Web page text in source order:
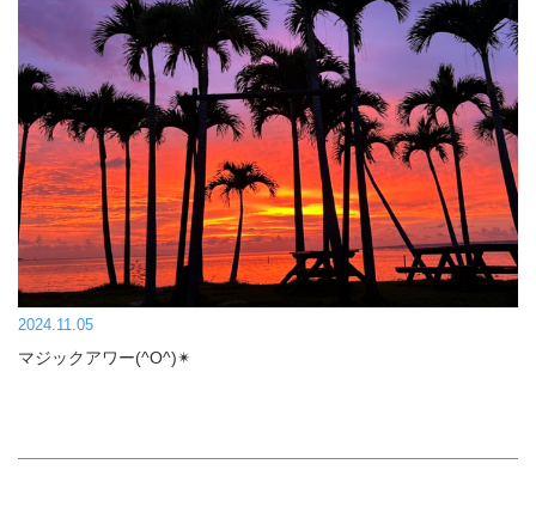
2024.11.05
マジックアワー(^O^)✴︎